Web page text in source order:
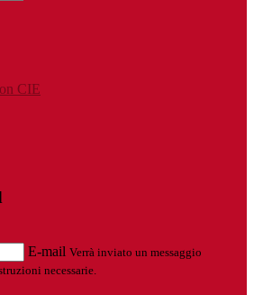
CIE
E-mail Verrà inviato un messaggio
necessarie.